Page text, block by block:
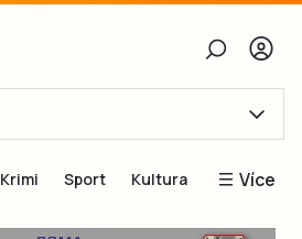
Krimi Sport Kultura Více
Blogy